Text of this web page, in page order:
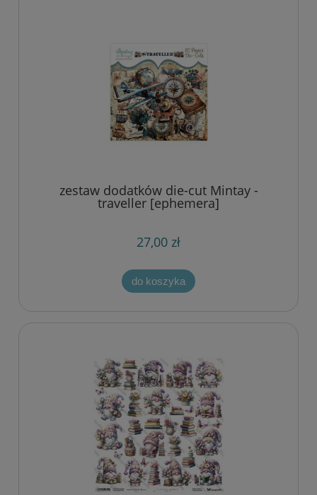
zestaw dodatków die-cut Mintay -
traveller [ephemera]
27,00 zł
do koszyka